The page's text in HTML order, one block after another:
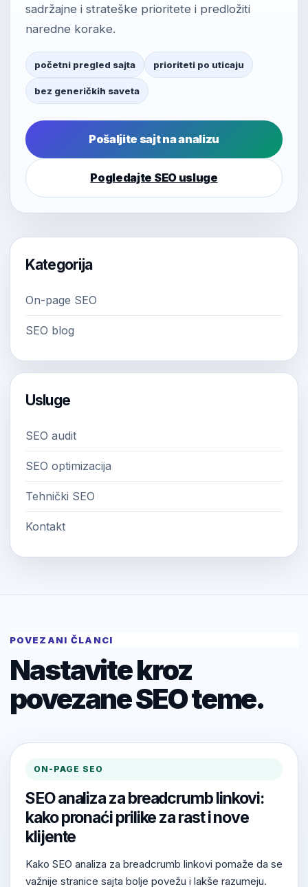
sadržajne i strateške prioritete i predložiti
naredne korake.
početni pregled sajta prioriteti po uticaju
bez generičkih saveta
Pošaljite sajt na analizu
Pogledajte SEO usluge
Kategorija
On-page SEO
SEO blog
Usluge
SEO audit
SEO optimizacija
Tehnički SEO
Kontakt
POVEZANI ČLANCI
Nastavite kroz
povezane SEO teme.
ON-PAGE SEO
SEO analiza za breadcrumb linkovi:
kako pronaći prilike za rast i nove
klijente
Kako SEO analiza za breadcrumb linkovi pomaže da se
važnije stranice sajta bolje povežu i lakše razumeju.